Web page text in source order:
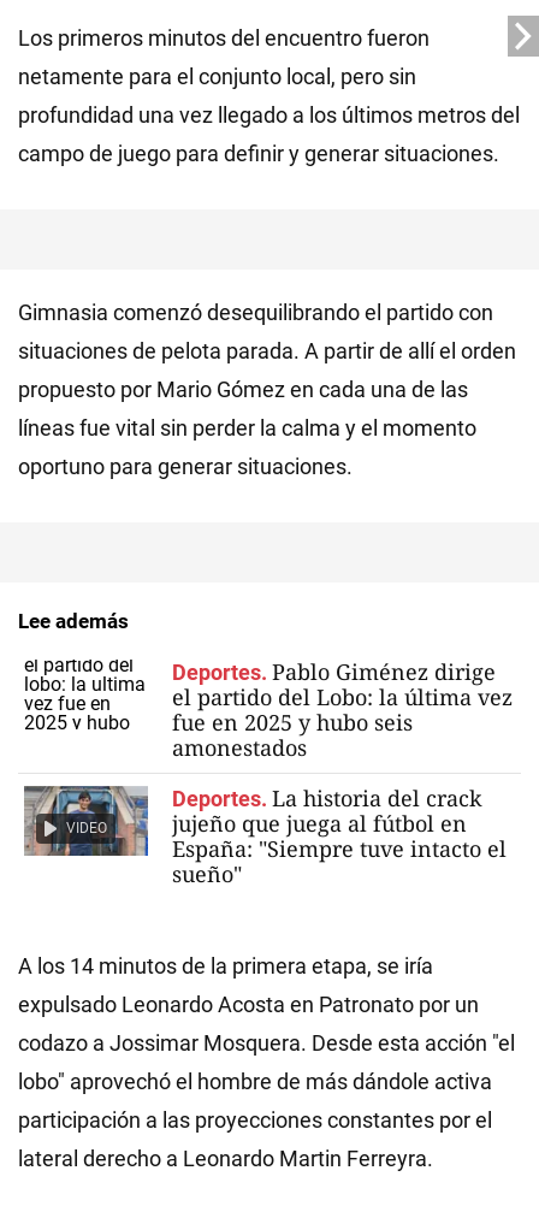
Los primeros minutos del encuentro fueron
netamente para el conjunto local, pero sin
profundidad una vez llegado a los últimos metros del
campo de juego para definir y generar situaciones.
Gimnasia comenzó desequilibrando el partido con
situaciones de pelota parada. A partir de allí el orden
propuesto por Mario Gómez en cada una de las
líneas fue vital sin perder la calma y el momento
oportuno para generar situaciones.
Lee además
Deportes. Pablo Giménez dirige
el partido del Lobo: la última vez
fue en 2025 y hubo seis
amonestados
VIDEO
Deportes. La historia del crack
jujeño que juega al fútbol en
España: "Siempre tuve intacto el
sueño"
A los 14 minutos de la primera etapa, se iría
expulsado Leonardo Acosta en Patronato por un
codazo a Jossimar Mosquera. Desde esta acción "el
lobo" aprovechó el hombre de más dándole activa
participación a las proyecciones constantes por el
lateral derecho a Leonardo Martin Ferreyra.